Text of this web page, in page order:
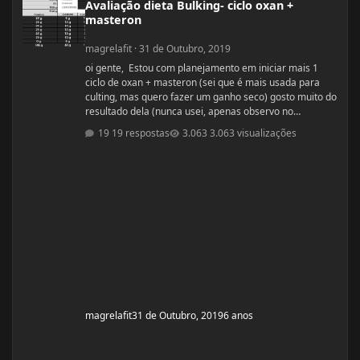
Avaliação dieta Bulking- ciclo oxan +
masteron
magrelafit ·31 de Outubro, 2019
oi gente, Estou com planejamento em iniciar mais 1
ciclo de oxan + masteron (sei que é mais usada para
culting, mas quero fazer um ganho seco) gosto muito do
resultado dela (nunca usei, apenas observo no
pessoal). ja fiz 2 ciclos de oxandrolona 1 em 2016(6
semanas) e outro 2017.(6 semanas) , mas o meu
19 respostas 3.063 visualizações
magrelafit31 de Outubro, 20196 anos